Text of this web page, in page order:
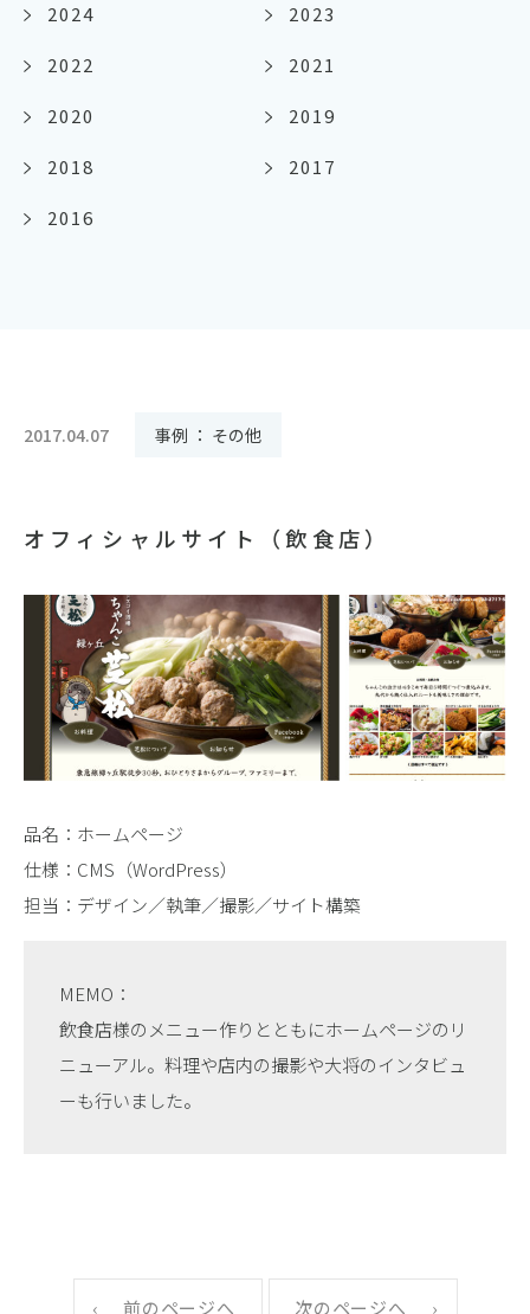
2024 2023
2022 2021
2020 2019
2018 2017
2016
2017.04.07 事例 ： その他
オフィシャルサイト（飲食店）
品名：ホームページ
仕様：CMS（WordPress）
担当：デザイン／執筆／撮影／サイト構築
MEMO：
飲食店様のメニュー作りとともにホームページのリ
ニューアル。料理や店内の撮影や大将のインタビュ
ーも行いました。
次のページへ
前のページへ